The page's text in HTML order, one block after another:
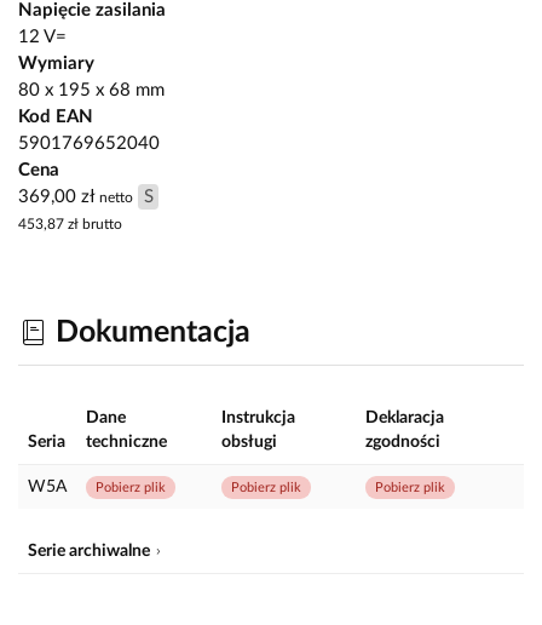
Napięcie zasilania
12 V=
Wymiary
80 x 195 x 68 mm
Kod EAN
5901769652040
Cena
369,00 zł netto S
453,87 zł brutto
Dokumentacja
Seria
Dane
techniczne
Instrukcja
obsługi
Deklaracja
zgodności
W5A Pobierz plik Pobierz plik Pobierz plik
Serie archiwalne